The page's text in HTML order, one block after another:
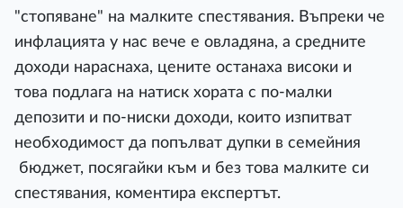
"стопяване" на малките спестявания. Въпреки че
инфлацията у нас вече е овладяна, а средните
доходи нараснаха, цените останаха високи и
това подлага на натиск хората с по-малки
депозити и по-ниски доходи, които изпитват
необходимост да попълват дупки в семейния
бюджет, посягайки към и без това малките си
спестявания, коментира експертът.